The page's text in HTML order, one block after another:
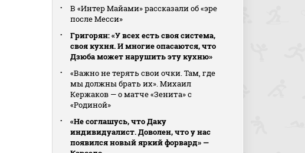
В «Интер Майами» рассказали об «эре
после Месси»
Григорян: «У всех есть своя система,
своя кухня. И многие опасаются, что
Дзюба может нарушить эту кухню»
«Важно не терять свои очки. Там, где
мы должны брать их». Михаил
Кержаков — о матче «Зенита» с
«Родиной»
«Не соглашусь, что Даку
индивидуалист. Доволен, что у нас
появился новый яркий форвард» —